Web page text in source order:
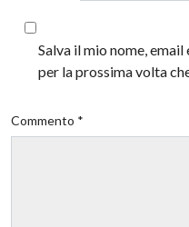
Salva il mio nome,
per la prossima volta
Commento *